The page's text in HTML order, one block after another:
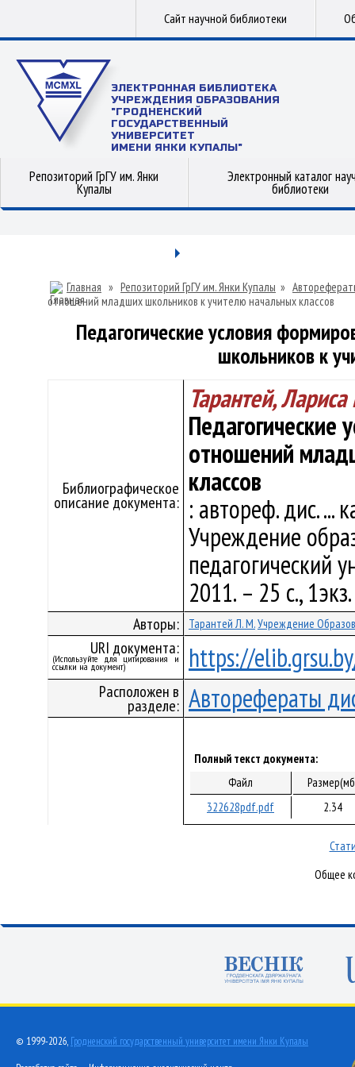
Сайт научной библиотеки
ЭЛЕКТРОННАЯ БИБЛИОТЕКА
УЧРЕЖДЕНИЯ ОБРАЗОВАНИЯ
"ГРОДНЕНСКИЙ
ГОСУДАРСТВЕННЫЙ
УНИВЕРСИТЕТ
ИМЕНИ ЯНКИ КУПАЛЫ"
Репозиторий ГрГУ им. Янки
Купалы
Электронный каталог
библиотеки
Главная » Репозиторий ГрГУ им. Янки Купалы »
отношений младших школьников к учителю начальных классов
Педагогические условия
школьников к
Библиографическое
описание документа:
Тарантей,
Педагогические
отношений
классов
: автореф. дис. ...
Учреждение
педагогический
2011. – 25 с., 1экз.
Авторы: Тарантей Л. М.Учреждение
URI документа:
(Используйте для цитирования и
ссылки на документ) https://
Расположен в
разделе: Авторефераты
Полный текст документа:
Файл
322628pdf.pdf
2.34
Общее
© 1999-2026, Гродненский государственный университет имени Янки Купалы